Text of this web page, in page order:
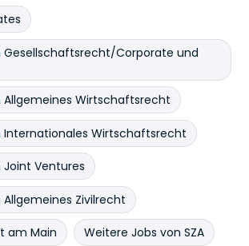
Gesellschaftsrecht/Corporate und
Allgemeines Wirtschaftsrecht
Internationales Wirtschaftsrecht
Joint Ventures
Zivilrecht
am Main Weitere Jobs von SZA